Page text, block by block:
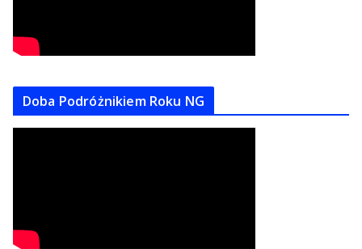
Doba Podróżnikiem Roku NG